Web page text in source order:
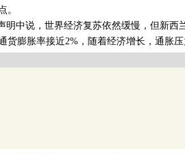
。
中说，世界经济复苏依然缓慢，但新西
膨胀率接近2%，随着经济增长，通胀压